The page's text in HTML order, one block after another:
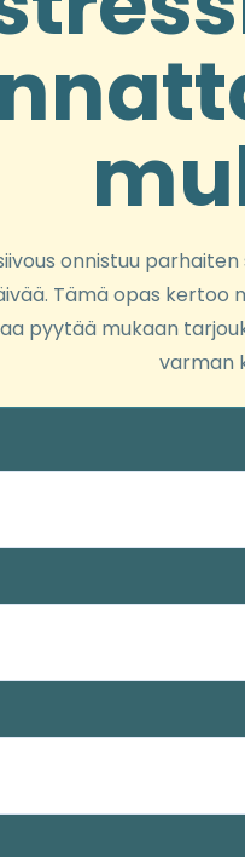
onnistuu
Tämä opas kertoo
pyytää mukaan
varman